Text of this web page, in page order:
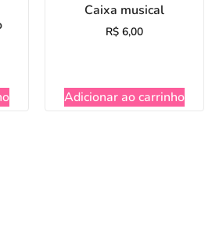
Caixa musical
R$ 6,00
Adicionar ao carrinho